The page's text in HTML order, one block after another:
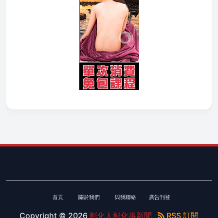
首頁 關於我們 與我聯絡 廣告刊登
Copyright © 2026 彰化人彰化事新聞 RSS 訂閱